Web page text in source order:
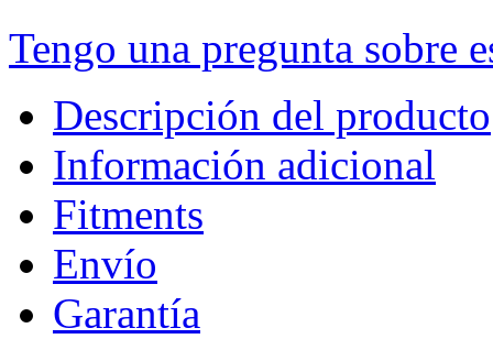
Tengo una pregunta sobre
Descripción del producto
Información adicional
Fitments
Envío
Garantía